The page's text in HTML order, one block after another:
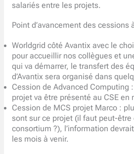
salariés entre les projets.
Point d’avancement des cessions
Worldgrid côté Avantix avec le
pour accueillir nos collègues et
qui va démarrer, le transfert des
d’Avantix sera organisé dans
Cession de Advanced Computing
projet va être présenté au CSE en
Cession de MCS projet Marco :
sont sur ce projet (il faut peut-être
consortium ?), l’information
les mois à venir.